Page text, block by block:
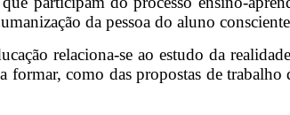
da pessoa do aluno
relaciona-se ao estudo da
formar, como das propostas de